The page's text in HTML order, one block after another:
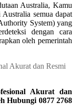
Australia, Kamu
semua dapat
System) yang
dengan cara
oleh pemerintah
Akurat dan
Hubungi 0877 2768